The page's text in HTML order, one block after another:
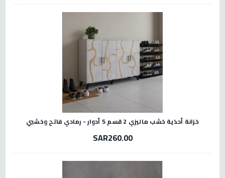
خزانة أحذية خشب ماليزي 2 قسم 5 أدوار - رمادي فاتح وخشبي
SAR260.00